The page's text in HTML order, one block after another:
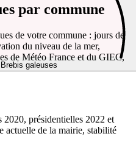
Brebis galeuses
par commune
de votre commune : jours de
du niveau de la mer,
de Météo France et du GIEC,
2020, présidentielles 2022 et
actuelle de la mairie, stabilité